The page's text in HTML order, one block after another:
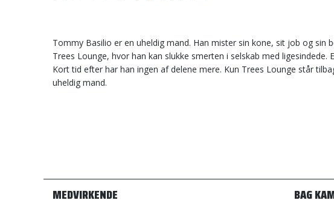
Tommy Basilio er en uheldig mand. Han mister sin kone, sit job og sin
Trees Lounge, hvor han kan slukke smerten i selskab med
Kort tid efter har han ingen af delene mere. Kun Trees Lounge står
uheldig mand.
MEDVIRKENDE BAG